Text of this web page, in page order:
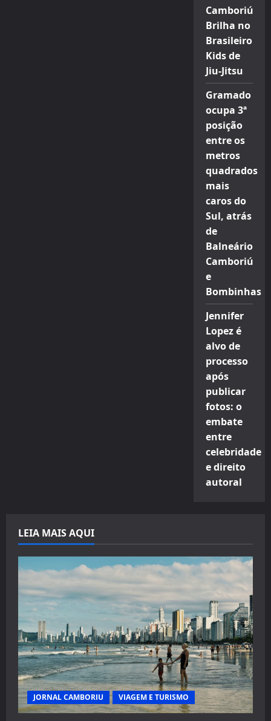
Camboriú
Brilha no
Brasileiro
Kids de
Jiu-Jitsu
Gramado
ocupa 3ª
posição
entre os
metros
quadrados
mais
caros do
Sul, atrás
de
Balneário
Camboriú
e
Bombinhas
Jennifer
Lopez é
alvo de
processo
após
publicar
fotos: o
embate
entre
celebridade
e direito
autoral
LEIA MAIS AQUI
JORNAL CAMBORIU VIAGEM E TURISMO